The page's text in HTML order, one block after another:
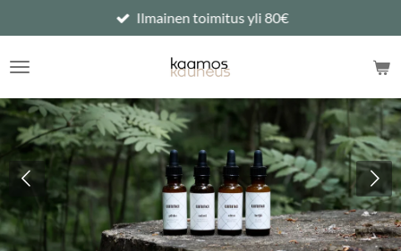
pääsisältöön
Ilmainen toimitus yli 80€